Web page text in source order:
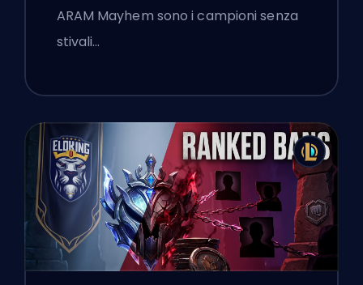
ARAM Mayhem sono i campioni senza
stivali…